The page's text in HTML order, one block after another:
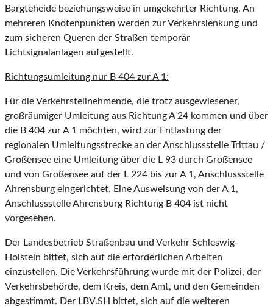
Bargteheide beziehungsweise in umgekehrter Richtung. An
mehreren Knotenpunkten werden zur Verkehrslenkung und
zum sicheren Queren der Straßen temporär
Lichtsignalanlagen aufgestellt.
Richtungsumleitung nur B 404 zur A 1:
Für die Verkehrsteilnehmende, die trotz ausgewiesener,
großräumiger Umleitung aus Richtung A 24 kommen und über
die B 404 zur A 1 möchten, wird zur Entlastung der
regionalen Umleitungsstrecke an der Anschlussstelle Trittau /
Großensee eine Umleitung über die L 93 durch Großensee
und von Großensee auf der L 224 bis zur A 1, Anschlussstelle
Ahrensburg eingerichtet. Eine Ausweisung von der A 1,
Anschlussstelle Ahrensburg Richtung B 404 ist nicht
vorgesehen.
Der Landesbetrieb Straßenbau und Verkehr Schleswig-
Holstein bittet, sich auf die erforderlichen Arbeiten
einzustellen. Die Verkehrsführung wurde mit der Polizei, der
Verkehrsbehörde, dem Kreis, dem Amt, und den Gemeinden
abgestimmt. Der LBV.SH bittet, sich auf die weiteren